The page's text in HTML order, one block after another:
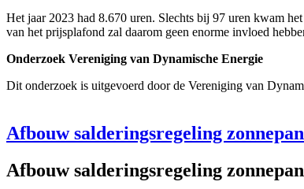
Het jaar 2023 had 8.670 uren. Slechts bij 97 uren kwam
van het prijsplafond zal daarom geen enorme invloed
Onderzoek Vereniging van Dynamische Energie
Dit onderzoek is uitgevoerd door de Vereniging van
Afbouw salderingsregeling
Afbouw salderingsregeling